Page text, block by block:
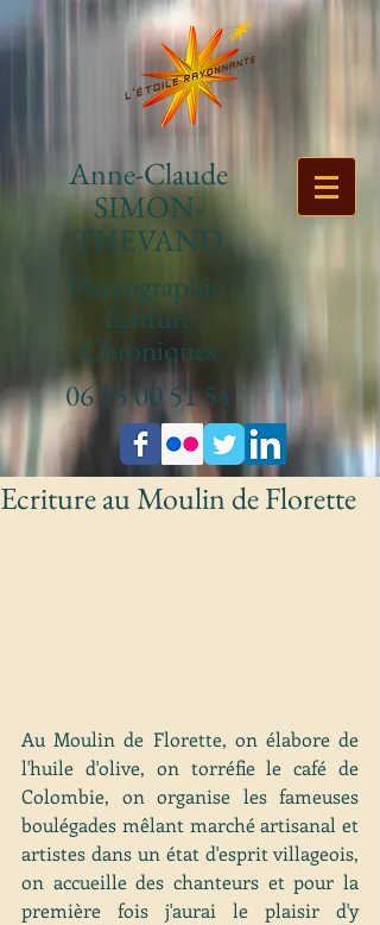
Anne-Claude
SIMON-
THEVAND
Photographie
Écriture
Chroniques
06 75 00 51 54
Ecriture au Moulin de Florette
Au Moulin de Florette, on élabore de
l'huile d'olive, on torréfie le café de
Colombie, on organise les fameuses
boulégades mêlant marché artisanal et
artistes dans un état d'esprit villageois,
on accueille des chanteurs et pour la
première fois j'aurai le plaisir d'y